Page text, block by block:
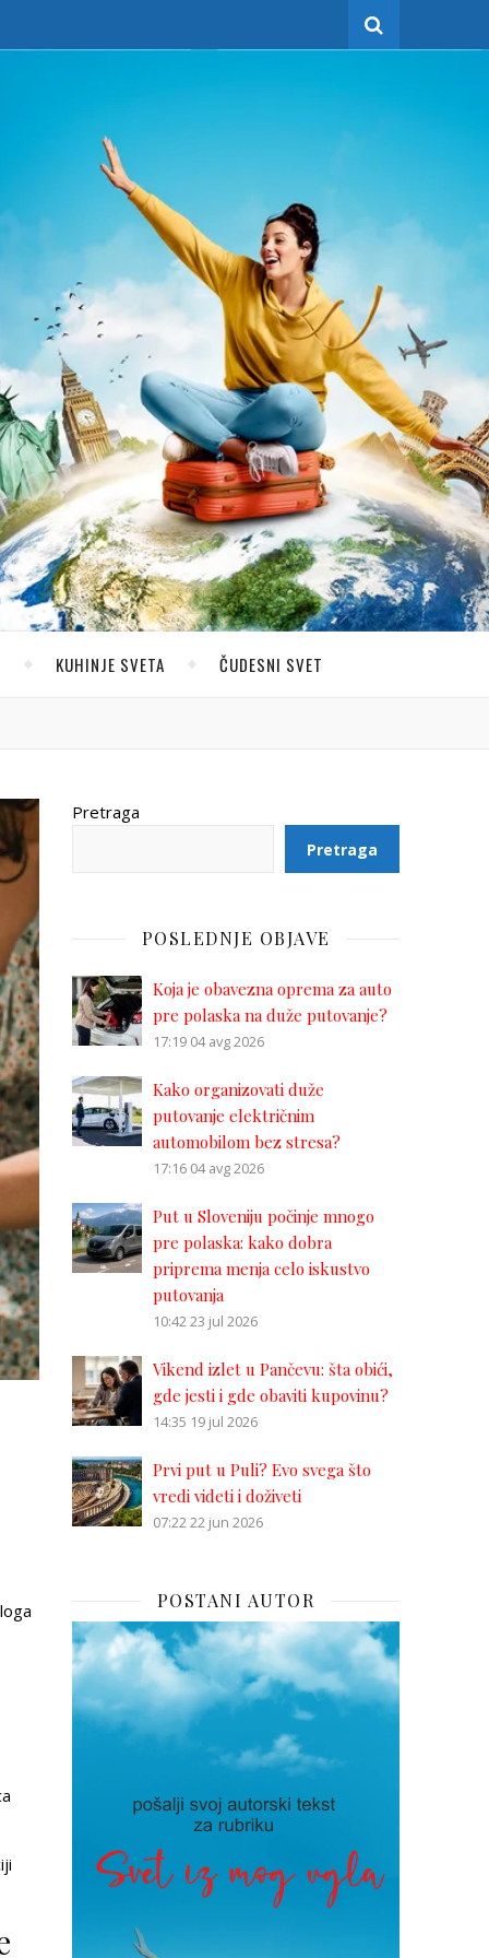
KUHINJE SVETA ČUDESNI SVET
Pretraga
Pretraga
POSLEDNJE OBJAVE
Koja je obavezna oprema za auto
pre polaska na duže putovanje?
17:19 04 avg 2026
Kako organizovati duže
putovanje električnim
automobilom bez stresa?
17:16 04 avg 2026
Put u Sloveniju počinje mnogo
pre polaska: kako dobra
priprema menja celo iskustvo
putovanja
10:4223 jul 2026
Vikend izlet u Pančevu: šta obići,
gde jesti i gde obaviti kupovinu?
14:35 19 jul 2026
Prvi put u Puli? Evo svega što
vredi videti i doživeti
07:2222 jun 2026
POSTANI AUTOR